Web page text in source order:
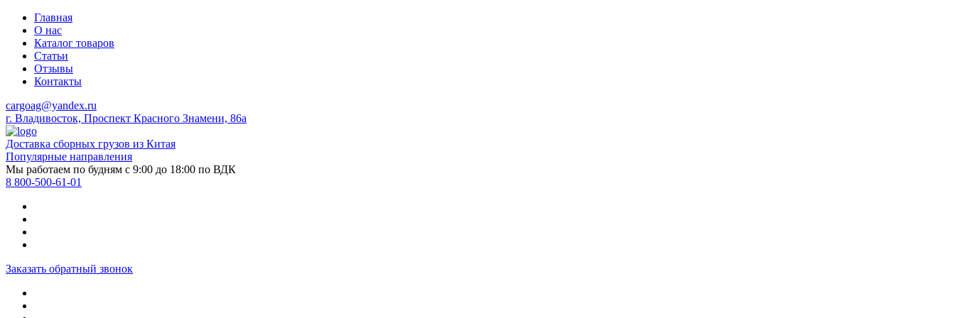
Главная
О нас
Каталог товаров
Статьи
Отзывы
Контакты
cargoag@yandex.ru
г. Владивосток, Проспект Красного Знамени, 86а
Доставка сборных грузов из Китая
Популярные направления
Мы работаем по будням с 9:00 до 18:00 по ВДК
8 800-500-61-01
Заказать обратный звонок